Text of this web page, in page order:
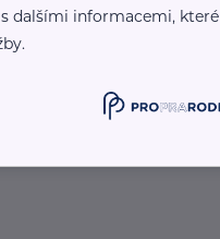
dalšími informacemi, které